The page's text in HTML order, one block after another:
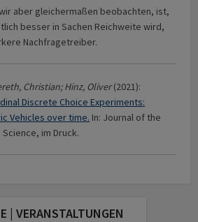
aber gleichermaßen beobachten, ist,
besser in Sachen Reichweite wird,
Nachfragetreiber.
Christian; Hinz, Oliver(2021):
Discrete Choice Experiments:
Vehicles over time. In: Journal of the
im Druck.
| VERANSTALTUNGEN